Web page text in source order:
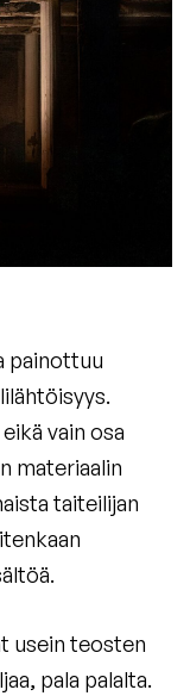
painottuu
vain osa
materiaalin
taiteilijan
usein teosten
pala palalta.